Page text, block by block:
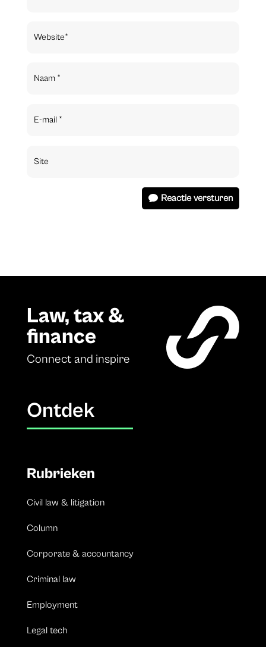
Reactie versturen
Law, tax &
finance
Connect and inspire
Ontdek
Rubrieken
Civil law & litigation
Column
Corporate & accountancy
Criminal law
Employment
Legal tech